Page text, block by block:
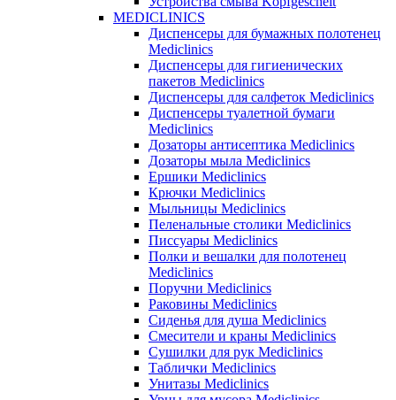
MEDICLINICS
Диспенсеры для бумажных полотенец
Mediclinics
Диспенсеры для гигиенических
пакетов Mediclinics
Диспенсеры для салфеток Mediclinics
Диспенсеры туалетной бумаги
Mediclinics
Дозаторы антисептика Mediclinics
Дозаторы мыла Mediclinics
Ершики Mediclinics
Крючки Mediclinics
Мыльницы Mediclinics
Пеленальные столики Mediclinics
Писсуары Mediclinics
Полки и вешалки для полотенец
Mediclinics
Поручни Mediclinics
Раковины Mediclinics
Сиденья для душа Mediclinics
Смесители и краны Mediclinics
Сушилки для рук Mediclinics
Таблички Mediclinics
Унитазы Mediclinics